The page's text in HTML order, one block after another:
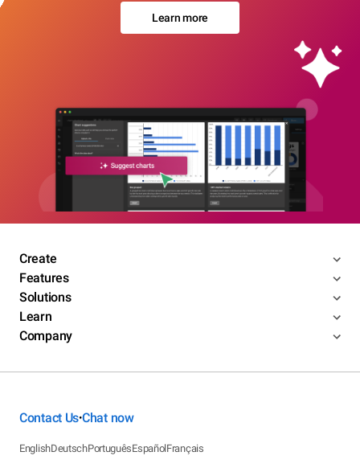
Learn more
Create
Features
Solutions
Learn
Company
Contact Us•Chat now
EnglishDeutschPortuguêsEspañolFrançais